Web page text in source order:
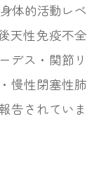
体的活動レベ
天性免疫不全
デス・関節リ
慢性閉塞性肺
告されていま